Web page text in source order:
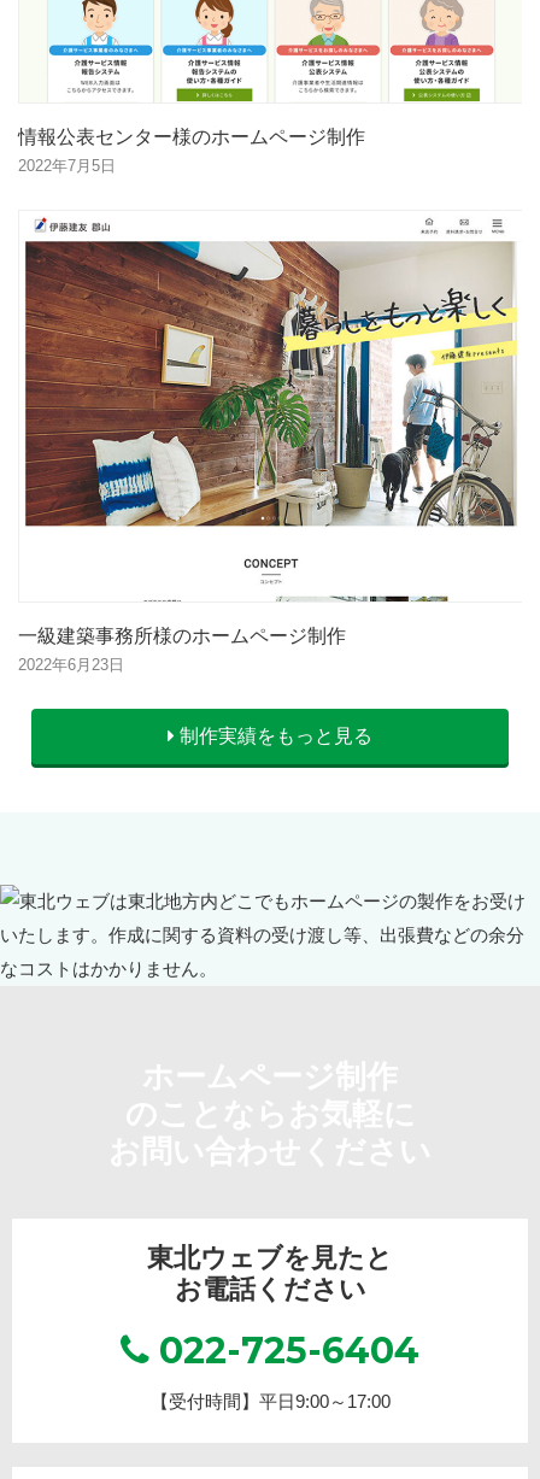
情報公表センター様のホームページ制作
2022年7月5日
一級建築事務所様のホームページ制作
2022年6月23日
制作実績をもっと見る
東北ウェブを見たと
お電話ください
022-725-6404
【受付時間】平日9:00～17:00